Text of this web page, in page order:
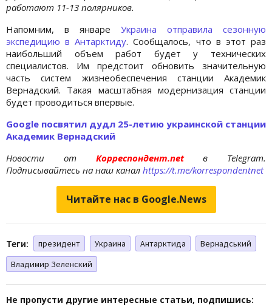
работают 11-13 полярников.
Напомним, в январе Украина отправила сезонную
экспедицию в Антарктиду. Сообщалось, что в этот раз
наибольший объем работ будет у технических
специалистов. Им предстоит обновить значительную
часть систем жизнеобеспечения станции Академик
Вернадский. Такая масштабная модернизация станции
будет проводиться впервые.
Google посвятил дудл 25-летию украинской станции
Академик Вернадский
Новости отКорреспондент.netв Telegram.
Подписывайтесь на наш канал https://t.me/korrespondentnet
Читайте нас в Google.News
Теги: президент Украина Антарктида
Вернадський
Владимир Зеленский
Не пропусти другие интересные статьи, подпишись: